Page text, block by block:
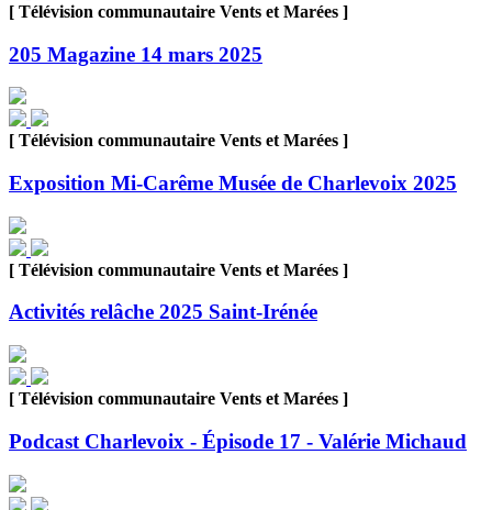
[ Télévision communautaire Vents et Marées ]
205 Magazine 14 mars 2025
[ Télévision communautaire Vents et Marées ]
Exposition Mi-Carême Musée de Charlevoix 2025
[ Télévision communautaire Vents et Marées ]
Activités relâche 2025 Saint-Irénée
[ Télévision communautaire Vents et Marées ]
Podcast Charlevoix - Épisode 17 - Valérie Michaud